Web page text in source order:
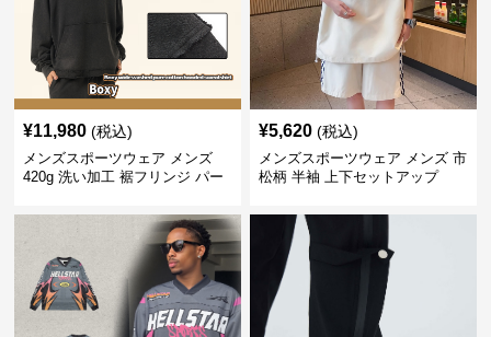
¥11,980 (税込)
メンズスポーツウェア メンズ
420g 洗い加工 裾フリンジ パー
¥5,620 (税込)
メンズスポーツウェア メンズ 市
松柄 半袖 上下セットアップ